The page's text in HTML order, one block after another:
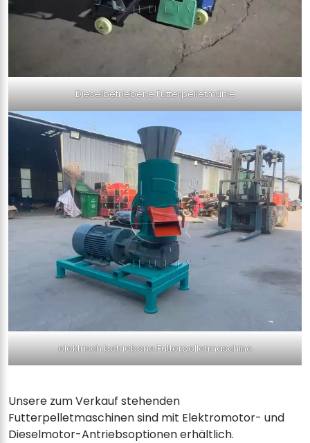
Dieselbetriebene Futterpelletmühle
elektrisch betriebene Futterpelletmaschine
Unsere zum Verkauf stehenden
Futterpelletmaschinen sind mit Elektromotor- und
Dieselmotor-Antriebsoptionen erhältlich.